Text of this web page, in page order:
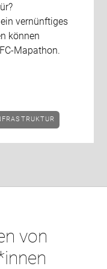
vernünftiges
können
Mapathon.
von